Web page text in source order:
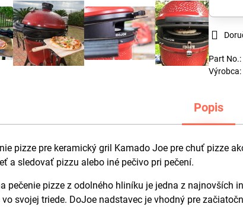
Part No.:
Výrobca:
Popis
pizze pre keramický gril Kamado Joe pre chuť pizze
a sledovať pizzu alebo iné pečivo pri pečení.
pečenie pizze z odolného hliníku je jedna z najnovších
svojej triede. DoJoe nadstavec je vhodný pre